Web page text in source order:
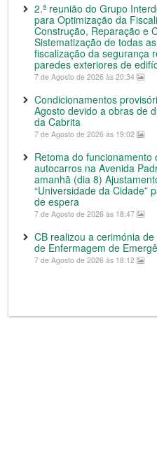
2.ª reunião do Grupo
para Optimização da
Construção, Reparação e
Sistematização de todas
fiscalização da segurança
paredes exteriores de
7 de Agosto de 2026 às 20:34
Condicionamentos
Agosto devido a obras de
da Cabrita
7 de Agosto de 2026 às 19:02
Retoma do
autocarros na Avenida
amanhã (dia 8)
“Universidade da Cidade”
de espera
7 de Agosto de 2026 às 18:47
CB realizou a cerimónia
de Enfermagem de
7 de Agosto de 2026 às 18:12